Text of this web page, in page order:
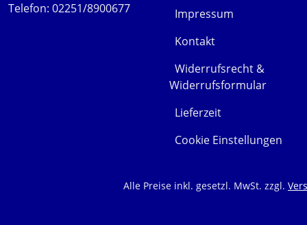
Telefon: 02251/8900677
Impressum
Kontakt
Widerrufsrecht &
Widerrufsformular
Lieferzeit
Cookie Einstellungen
Alle Preise inkl. gesetzl. MwSt. zzgl.